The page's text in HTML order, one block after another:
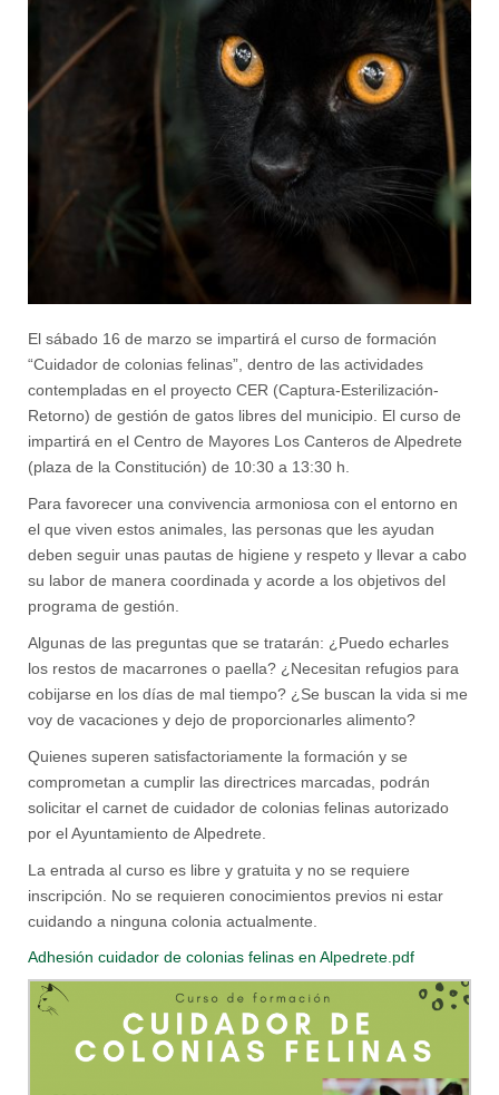
El sábado 16 de marzo se impartirá el curso de formación
“Cuidador de colonias felinas”, dentro de las actividades
contempladas en el proyecto CER (Captura-Esterilización-
Retorno) de gestión de gatos libres del municipio. El curso de
impartirá en el Centro de Mayores Los Canteros de Alpedrete
(plaza de la Constitución) de 10:30 a 13:30 h.
Para favorecer una convivencia armoniosa con el entorno en
el que viven estos animales, las personas que les ayudan
deben seguir unas pautas de higiene y respeto y llevar a cabo
su labor de manera coordinada y acorde a los objetivos del
programa de gestión.
Algunas de las preguntas que se tratarán: ¿Puedo echarles
los restos de macarrones o paella? ¿Necesitan refugios para
cobijarse en los días de mal tiempo? ¿Se buscan la vida si me
voy de vacaciones y dejo de proporcionarles alimento?
Quienes superen satisfactoriamente la formación y se
comprometan a cumplir las directrices marcadas, podrán
solicitar el carnet de cuidador de colonias felinas autorizado
por el Ayuntamiento de Alpedrete.
La entrada al curso es libre y gratuita y no se requiere
inscripción. No se requieren conocimientos previos ni estar
cuidando a ninguna colonia actualmente.
Adhesión cuidador de colonias felinas en Alpedrete.pdf